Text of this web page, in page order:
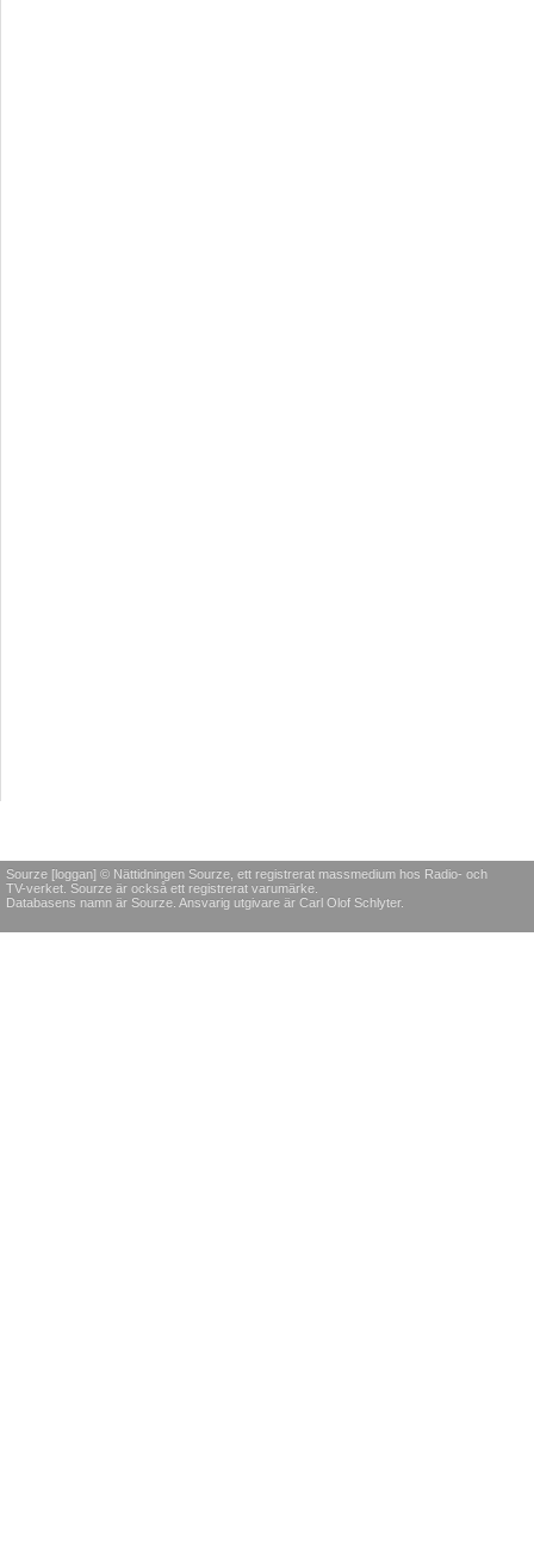
Sourze [loggan] © Nättidningen Sourze, ett registrerat massmedium hos Radio- och
TV-verket. Sourze är också ett registrerat varumärke.
Databasens namn är Sourze. Ansvarig utgivare är Carl Olof Schlyter.